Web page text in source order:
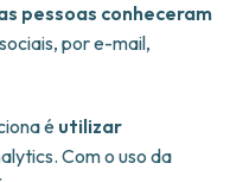
pessoas conheceram
por e-mail,
é utilizar
Com o uso da